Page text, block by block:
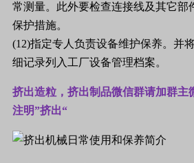
常测量。此外要检查连接线及其它部
保护措施。
(12)指定专人负责设备维护保养。并
细记录列入工厂设备管理档案。
挤出造粒，挤出制品微信群请加群主
注明”挤出“